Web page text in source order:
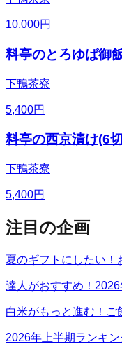
10,000円
料亭のとろゆば御
下鴨茶寮
5,400円
料亭の西京漬け(6
下鴨茶寮
5,400円
注目の企画
夏のギフトにしたい！
達人がおすすめ！
白米がもっと進む！ご
2026年上半期ランキ